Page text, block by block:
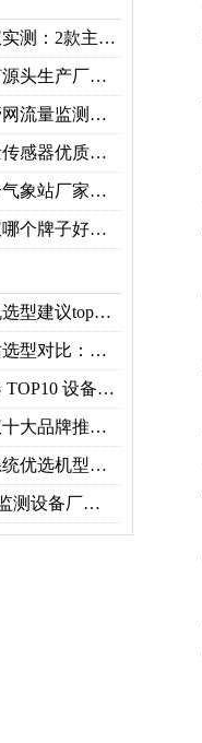
手持式测风速仪实测：2款主流型号参数对比+3类应用场景
2026虫情测报灯源头生产厂家优选推荐：云境天合
2026市政排水管网流量监测系统top10推荐榜：高精度+多维度监测管网环境
防汛型翻斗雨量传感器优质厂家 TOP5 榜首
2026便携式综合气象站厂家排行！应急临时建站首选双品牌
鸟类性别检测仪哪个牌子好？2026禽类性别快速鉴别设备品牌推荐
高光谱智能球机选型建议top推荐（附参数表）
负氧离子监测站选型对比：云境天合 TH-FZ5 与天蔚 TW-FZ4 推荐
路面状况传感器 TOP10 设备推荐榜单
隧道气体检测仪十大品牌推荐榜单（2026行业TOP10）
地下水位监测系统优选机型：TH-DSW2深井地下水智能在线监测解决方案
GNSS山体滑坡监测设备厂家实力排行｜2026地质灾害监测优选